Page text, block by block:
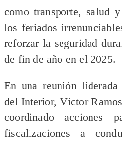
como transporte, salud
los feriados
reforzar la seguridad
de fin de año en el 2025.
En una reunión
del Interior, Víctor
coordinado acciones
fiscalizaciones a